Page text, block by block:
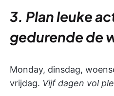
3. Plan leuke
gedurende de
Monday, dinsdag,
vrijdag. Vijf dagen vol